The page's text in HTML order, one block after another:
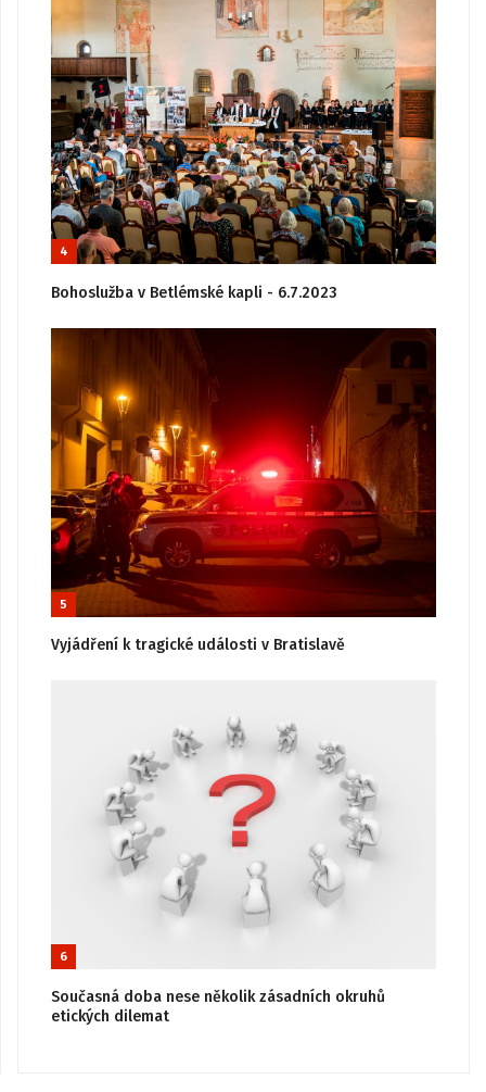
4
Bohoslužba v Betlémské kapli - 6.7.2023
5
Vyjádření k tragické události v Bratislavě
6
Současná doba nese několik zásadních okruhů
etických dilemat